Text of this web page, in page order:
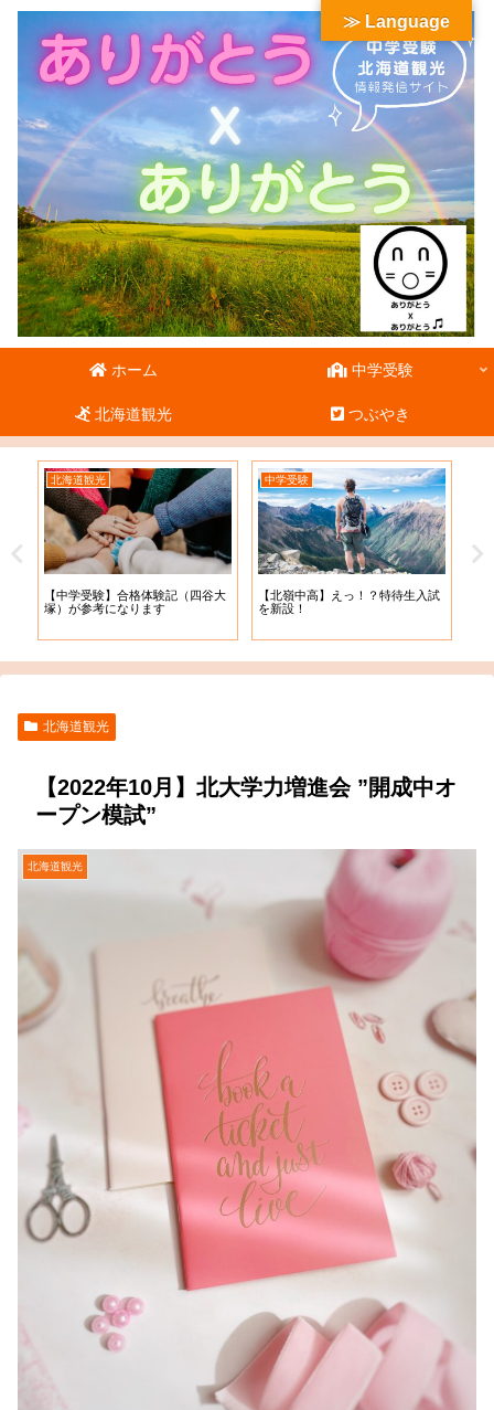
ホーム 中学受験
北海道観光 つぶやき
北海道観光
【中学受験】合格体験記（四谷大
塚）が参考になります
中学受験
【北嶺中高】えっ！？特待生入試
を新設！
北海道観光
【2022年10月】北大学力増進会 ”開成中オ
ープン模試”
北海道観光
≫ Language